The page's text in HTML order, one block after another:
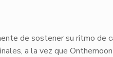
de sostener su ritmo de
a la vez que